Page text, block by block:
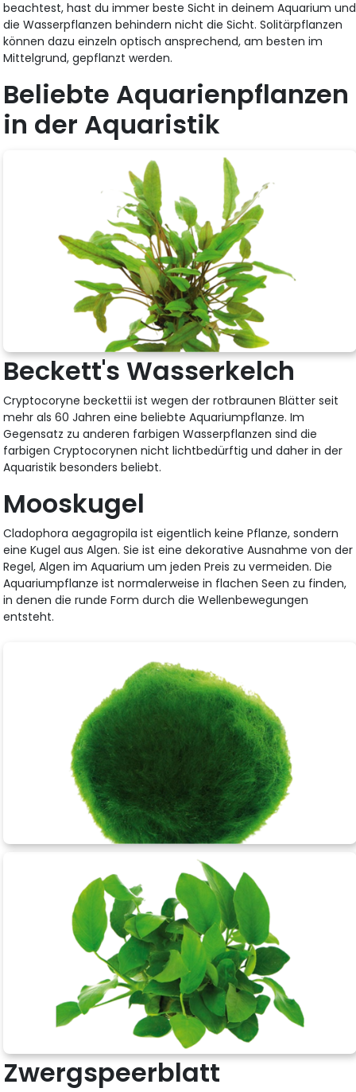
beachtest, hast du immer beste Sicht in deinem Aquarium und
die Wasserpflanzen behindern nicht die Sicht. Solitärpflanzen
können dazu einzeln optisch ansprechend, am besten im
Mittelgrund, gepflanzt werden.
Beliebte Aquarienpflanzen
in der Aquaristik
Beckett's Wasserkelch
Cryptocoryne beckettii ist wegen der rotbraunen Blätter seit
mehr als 60 Jahren eine beliebte Aquariumpflanze. Im
Gegensatz zu anderen farbigen Wasserpflanzen sind die
farbigen Cryptocorynen nicht lichtbedürftig und daher in der
Aquaristik besonders beliebt.
Mooskugel
Cladophora aegagropila ist eigentlich keine Pflanze, sondern
eine Kugel aus Algen. Sie ist eine dekorative Ausnahme von der
Regel, Algen im Aquarium um jeden Preis zu vermeiden. Die
Aquariumpflanze ist normalerweise in flachen Seen zu finden,
in denen die runde Form durch die Wellenbewegungen
entsteht.
Zwergspeerblatt